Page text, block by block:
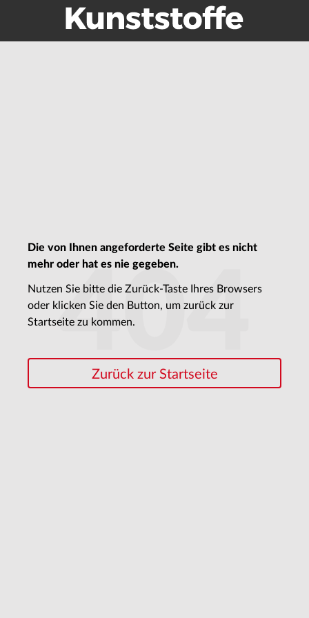
404
Die von Ihnen angeforderte Seite gibt es nicht
mehr oder hat es nie gegeben.
Nutzen Sie bitte die Zurück-Taste Ihres Browsers
oder klicken Sie den Button, um zurück zur
Startseite zu kommen.
Zurück zur Startseite